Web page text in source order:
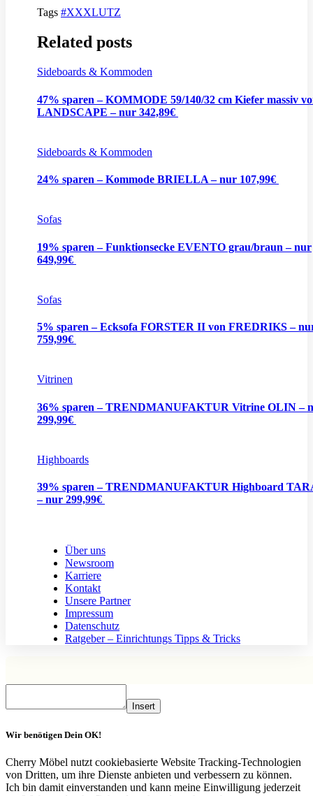
Tags #XXXLUTZ
Related posts
Sideboards & Kommoden
47% sparen – KOMMODE 59/140/32 cm Kiefer massiv
LANDSCAPE – nur 342,89€
Sideboards & Kommoden
24% sparen – Kommode BRIELLA – nur 107,99€
Sofas
19% sparen – Funktionsecke EVENTO grau/braun – nur
649,99€
Sofas
5% sparen – Ecksofa FORSTER II von FREDRIKS –
759,99€
Vitrinen
36% sparen – TRENDMANUFAKTUR Vitrine OLIN –
299,99€
Highboards
39% sparen – TRENDMANUFAKTUR Highboard
– nur 299,99€
Über uns
Newsroom
Karriere
Kontakt
Unsere Partner
Impressum
Datenschutz
Ratgeber – Einrichtungs Tipps & Tricks
Insert
Wir benötigen Dein OK!
Cherry Möbel nutzt cookiebasierte Website Tracking-Technologien
von Dritten, um ihre Dienste anbieten und verbessern zu können.
Ich bin damit einverstanden und kann meine Einwilligung jederzeit